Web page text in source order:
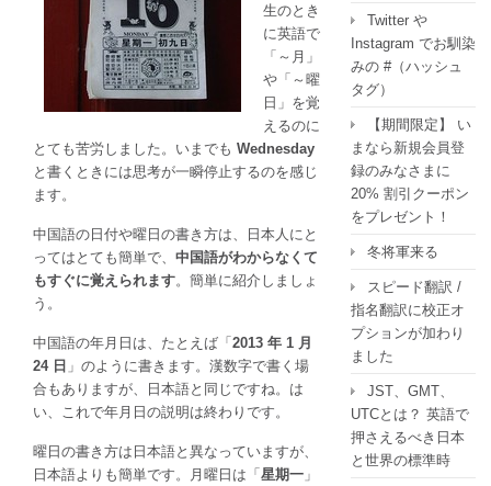
の
日
方
は
生のとき
に英語で
「～月」
や「～曜
日」を覚
えるのに
とても苦労しました。いまでも Wednesday
と書くときには思考が一瞬停止するのを感じ
ます。
中国語の日付や曜日の書き方は、日本人にと
ってはとても簡単で、 中国語がわからなくて
もすぐに覚えられます。簡単に紹介しましょ
う。
中国語の年月日は、たとえば「 2013 年 1 月
24 日 」のように書きます。漢数字で書く場
合もありますが、日本語と同じですね。は
い、これで年月日の説明は終わりです。
曜日の書き方は日本語と異なっていますが、
日本語よりも簡単です。月曜日は「 星期一 」
Twitter や
Instagram でお馴染
みの #（ハッシュ
タグ）
【期間限定】 い
まなら新規会員登
録のみなさまに
20% 割引クーポン
をプレゼント！
冬将軍来る
スピード翻訳 /
指名翻訳に校正オ
プションが加わり
ました
JST、GMT、
UTCとは？ 英語で
押さえるべき日本
と世界の標準時